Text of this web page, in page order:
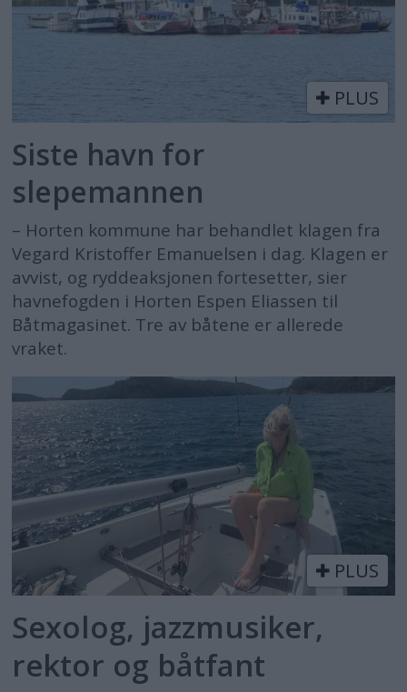
PLUS
Siste havn for
slepemannen
– Horten kommune har behandlet klagen fra
Vegard Kristoffer Emanuelsen i dag. Klagen er
avvist, og ryddeaksjonen fortesetter, sier
havnefogden i Horten Espen Eliassen til
Båtmagasinet. Tre av båtene er allerede
vraket.
PLUS
Sexolog, jazzmusiker,
rektor og båtfant